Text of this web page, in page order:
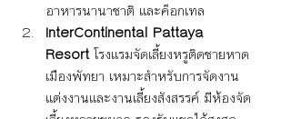
อาหารนานาชาติ และค็อกเทล
InterContinental Pattaya
Resort โรงแรมจัดเลี้ยงหรูติดชายหาด
เมืองพัทยา เหมาะสำหรับการจัดงาน
แต่งงานและงานเลี้ยงสังสรรค์ มีห้องจัด